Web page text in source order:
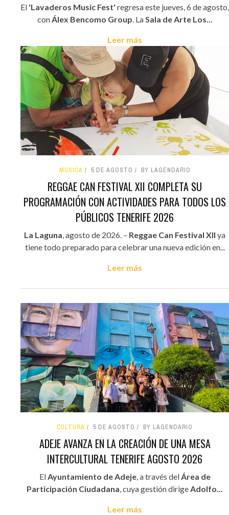
El 'Lavaderos Music Fest' regresa este jueves, 6 de agosto,
conÁlex Bencomo Group. LaSala de Arte Los...
Leer más
MÚSICA 5 DE AGOSTO BY LAGENDARIO
REGGAE CAN FESTIVAL XII COMPLETA SU
PROGRAMACIÓN CON ACTIVIDADES PARA TODOS LOS
PÚBLICOS TENERIFE 2026
La Laguna, agosto de 2026. – Reggae Can Festival XII ya
tiene todo preparado para celebrar una nueva edición en...
Leer más
CULTURA 5 DE AGOSTO BY LAGENDARIO
ADEJE AVANZA EN LA CREACIÓN DE UNA MESA
INTERCULTURAL TENERIFE AGOSTO 2026
ElAyuntamiento de Adeje, a través delÁrea de
Participación Ciudadana, cuya gestión dirigeAdolfo...
Leer más